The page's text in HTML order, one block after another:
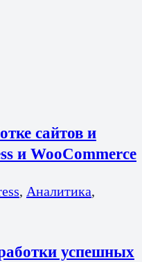
сайтов и
и WooCommerce
, Аналитика,
успешных